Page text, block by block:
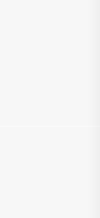
para momentos íntimos,
Lazer e Experiência
encantar. Imagine
datas especiais ou
piscina com total
suspenso no coração